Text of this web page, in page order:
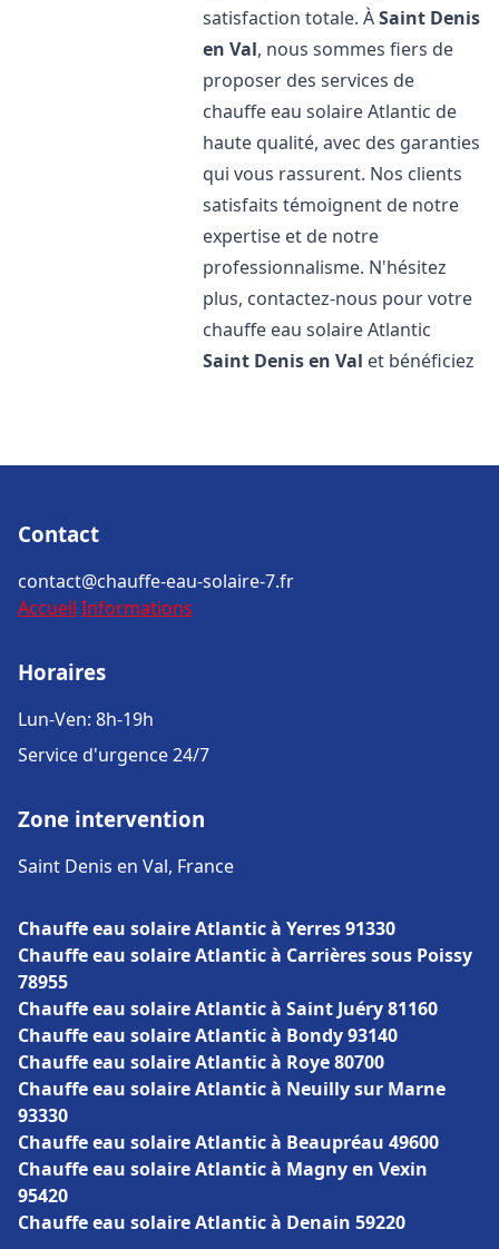
satisfaction totale. ÀSaint Denis
en Val, nous sommes fiers de
proposer des services de
chauffe eau solaire Atlantic de
haute qualité, avec des garanties
qui vous rassurent. Nos clients
satisfaits témoignent de notre
expertise et de notre
professionnalisme. N'hésitez
plus, contactez-nous pour votre
chauffe eau solaire Atlantic
Saint Denis en Val et bénéficiez
Contact
contact@chauffe-eau-solaire-7.fr
Accueil Informations
Horaires
Lun-Ven: 8h-19h
Service d'urgence 24/7
Zone intervention
Saint Denis en Val, France
Chauffe eau solaire Atlantic à Yerres 91330
Chauffe eau solaire Atlantic à Carrières sous Poissy
78955
Chauffe eau solaire Atlantic à Saint Juéry 81160
Chauffe eau solaire Atlantic à Bondy 93140
Chauffe eau solaire Atlantic à Roye 80700
Chauffe eau solaire Atlantic à Neuilly sur Marne
93330
Chauffe eau solaire Atlantic à Beaupréau 49600
Chauffe eau solaire Atlantic à Magny en Vexin
95420
Chauffe eau solaire Atlantic à Denain 59220